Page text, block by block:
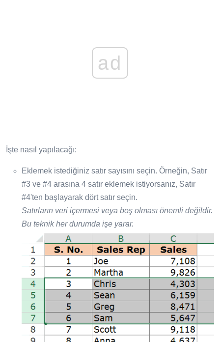
ad
İşte nasıl yapılacağı:
Eklemek istediğiniz satır sayısını seçin. Örneğin, Satır
#3 ve #4 arasına 4 satır eklemek istiyorsanız, Satır
#4'ten başlayarak dört satır seçin.
Satırların veri içermesi veya boş olması önemli değildir.
Bu teknik her durumda işe yarar.